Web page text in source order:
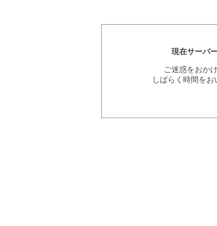
現在サーバ
ご迷惑をおか
しばらく時間を